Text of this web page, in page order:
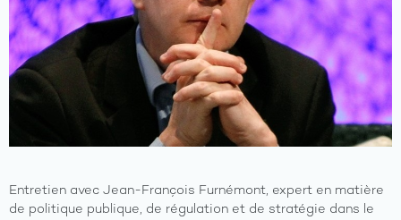
Entretien avec Jean-François Furnémont, expert en matière
de politique publique, de régulation et de stratégie dans le